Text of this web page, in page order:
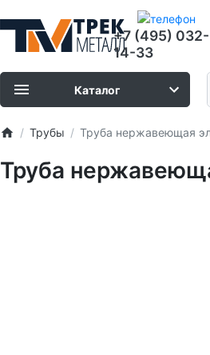
+7 (495) 032-
14-33
Каталог
Трубы Труба нержавеющая
Труба